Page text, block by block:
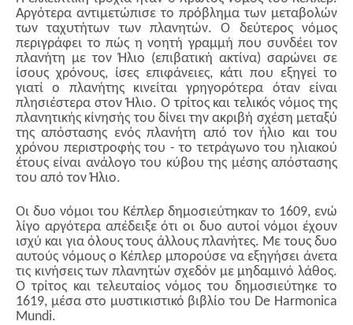
Αργότερα αντιμετώπισε το πρόβλημα των μεταβολών
των ταχυτήτων των πλανητών. Ο δεύτερος νόμος
περιγράφει το πώς η νοητή γραμμή που συνδέει τον
πλανήτη με τον Ήλιο (επιβατική ακτίνα) σαρώνει σε
ίσους χρόνους, ίσες επιφάνειες, κάτι που εξηγεί το
γιατί ο πλανήτης κινείται γρηγορότερα όταν είναι
πλησιέστερα στον Ήλιο. Ο τρίτος και τελικός νόμος της
πλανητικής κίνησής του δίνει την ακριβή σχέση μεταξύ
της απόστασης ενός πλανήτη από τον ήλιο και του
χρόνου περιστροφής του - το τετράγωνο του ηλιακού
έτους είναι ανάλογο του κύβου της μέσης απόστασης
του από τον Ήλιο.
Οι δυο νόμοι του Κέπλερ δημοσιεύτηκαν το 1609, ενώ
λίγο αργότερα απέδειξε ότι οι δυο αυτοί νόμοι έχουν
ισχύ και για όλους τους άλλους πλανήτες. Με τους δυο
αυτούς νόμους ο Κέπλερ μπορούσε να εξηγήσει άνετα
τις κινήσεις των πλανητών σχεδόν με μηδαμινό λάθος.
Ο τρίτος και τελευταίος νόμος του δημοσιεύτηκε το
1619, μέσα στο μυστικιστικό βιβλίο του De Harmonica
Mundi.